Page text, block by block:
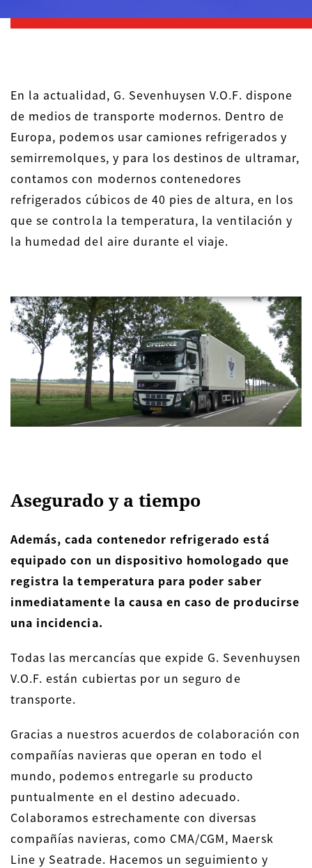
En la actualidad, G. Sevenhuysen V.O.F. dispone
de medios de transporte modernos. Dentro de
Europa, podemos usar camiones refrigerados y
semirremolques, y para los destinos de ultramar,
contamos con modernos contenedores
refrigerados cúbicos de 40 pies de altura, en los
que se controla la temperatura, la ventilación y
la humedad del aire durante el viaje.
Asegurado y a tiempo
Además, cada contenedor refrigerado está
equipado con un dispositivo homologado que
registra la temperatura para poder saber
inmediatamente la causa en caso de producirse
una incidencia.
Todas las mercancías que expide G. Sevenhuysen
V.O.F. están cubiertas por un seguro de
transporte.
Gracias a nuestros acuerdos de colaboración con
compañías navieras que operan en todo el
mundo, podemos entregarle su producto
puntualmente en el destino adecuado.
Colaboramos estrechamente con diversas
compañías navieras, como CMA/CGM, Maersk
Line y Seatrade. Hacemos un seguimiento y